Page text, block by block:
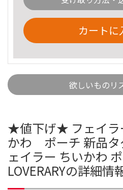
カートに
欲しいものリ
★値下げ★ フェイ
かわ ポーチ 新品タ
ェイラー ちいかわ
LOVERARYの詳細情